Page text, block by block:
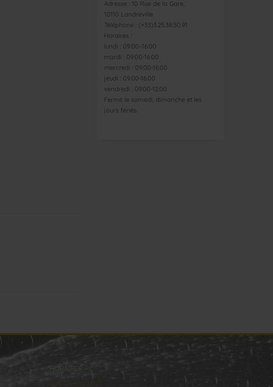
Adresse : 10 Rue de la Gare,
10110 Landreville
Téléphone : (+33)3.25.38.50.91
Horaires :
lundi : 09:00–16:00
mardi : 09:00-16:00
mercredi : 09:00-16:00
jeudi : 09:00-16:00
vendredi : 09:00-12:00
Fermé le samedi, dimanche et les
jours fériés.
HORAIRES
lundi : 09:00–16:00